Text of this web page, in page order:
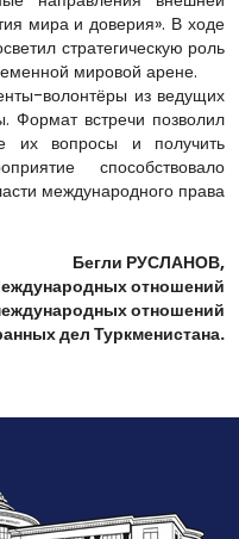
мира и доверия». В ходе
стратегическую роль
мировой арене.
волонтёры из ведущих
Формат встречи позволил
их вопросы и получить
способствовало
международного права
Бегли РУСЛАНОВ,
отношений
отношений
дел Туркменистана.